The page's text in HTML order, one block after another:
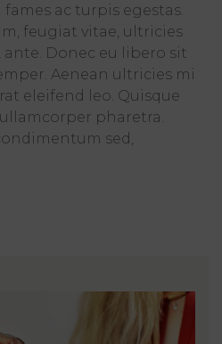
ac turpis egestas.
feugiat vitae, ultricies
Donec eu libero sit
Aenean ultricies mi
eleifend leo. Quisque
pharetra.
sed,